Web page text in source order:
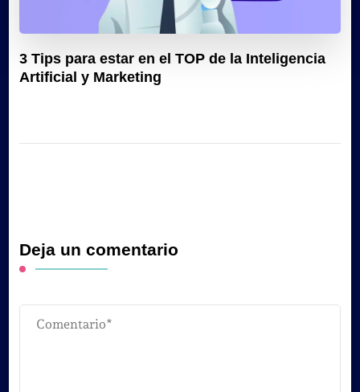
3 Tips para estar en el TOP de la Inteligencia
Artificial y Marketing
Deja un comentario